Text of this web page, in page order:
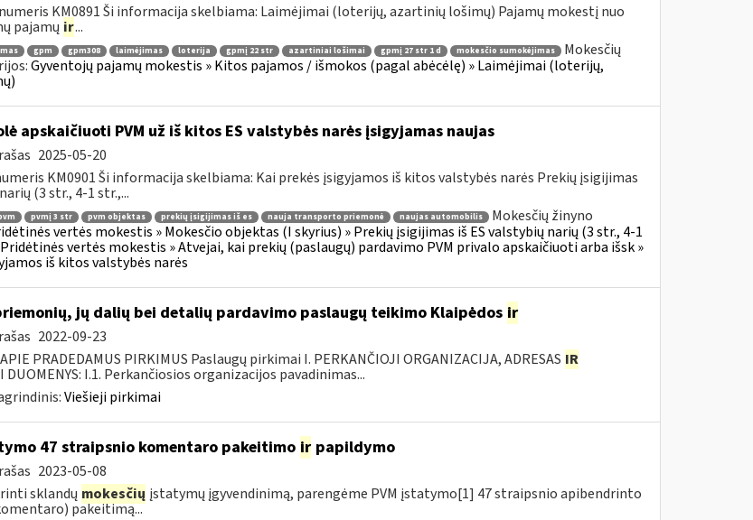
numeris KM0891 Ši informacija skelbiama: Laimėjimai (loterijų, azartinių lošimų) Pajamų mokestį nuo
pajamų ir...
gpm gpm308 laimėjimas loterija gpmį 22 str azartiniai lošimai gpmį 27 str 1 d mokesčio sumokėjimas
Mokesčių
Gyventojų pajamų mokestis » Kitos pajamos / išmokos (pagal abėcėlę) » Laimėjimai (loterijų,
apskaičiuoti PVM už iš kitos ES valstybės narės įsigyjamas naujas
2025-05-20
KM0901 Ši informacija skelbiama: Kai prekės įsigyjamos iš kitos valstybės narės Prekių įsigijimas
(3 str., 4-1 str.,...
pvmį 3 str pvm objektas prekių įsigijimas iš es nauja transporto priemonė naujas automobilis
Mokesčių žinyno
vertės mokestis » Mokesčio objektas (I skyrius) » Prekių įsigijimas iš ES valstybių narių (3 str., 4-1
Pridėtinės vertės mokestis » Atvejai, kai prekių (paslaugų) pardavimo PVM privalo apskaičiuoti arba išsk »
iš kitos valstybės narės
jų dalių bei detalių pardavimo paslaugų teikimo Klaipėdos ir
2022-09-23
PRADEDAMUS PIRKIMUS Paslaugų pirkimai I. PERKANČIOJI ORGANIZACIJA, ADRESAS IR
DUOMENYS: I.1. Perkančiosios organizacijos pavadinimas...
Viešieji pirkimai
47 straipsnio komentaro pakeitimo irpapildymo
2023-05-08
sklandų mokesčių įstatymų įgyvendinimą, parengėme PVM įstatymo[1] 47 straipsnio apibendrinto
pakeitimą...